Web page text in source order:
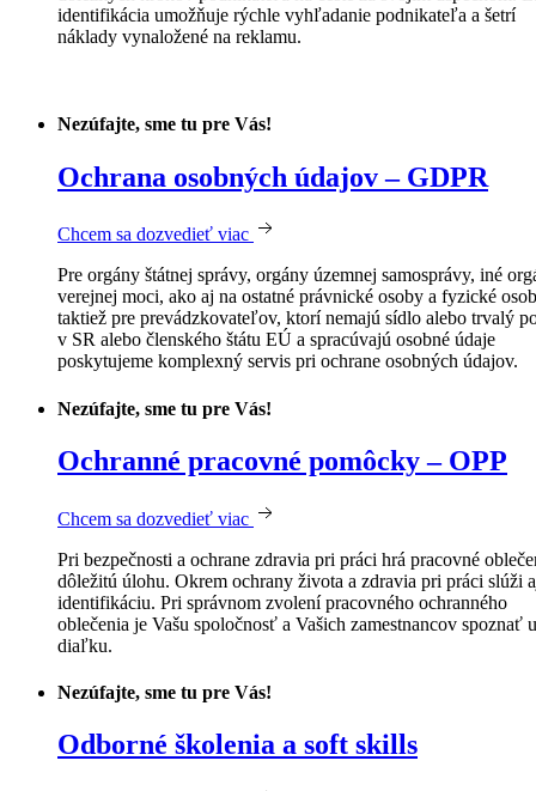
identifikácia umožňuje rýchle vyhľadanie podnikateľa a šetrí
náklady vynaložené na reklamu.
Nezúfajte, sme tu pre Vás!
Ochrana osobných údajov – GDPR
Chcem sa dozvedieť viac
Pre orgány štátnej správy, orgány územnej samosprávy, iné
verejnej moci, ako aj na ostatné právnické osoby a fyzické
taktiež pre prevádzkovateľov, ktorí nemajú sídlo alebo trvalý
v SR alebo členského štátu EÚ a spracúvajú osobné údaje
poskytujeme komplexný servis pri ochrane osobných údajov.
Nezúfajte, sme tu pre Vás!
Ochranné pracovné pomôcky – OPP
Chcem sa dozvedieť viac
Pri bezpečnosti a ochrane zdravia pri práci hrá pracovné
dôležitú úlohu. Okrem ochrany života a zdravia pri práci slúži
identifikáciu. Pri správnom zvolení pracovného ochranného
oblečenia je Vašu spoločnosť a Vašich zamestnancov spoznať
diaľku.
Nezúfajte, sme tu pre Vás!
Odborné školenia a soft skills